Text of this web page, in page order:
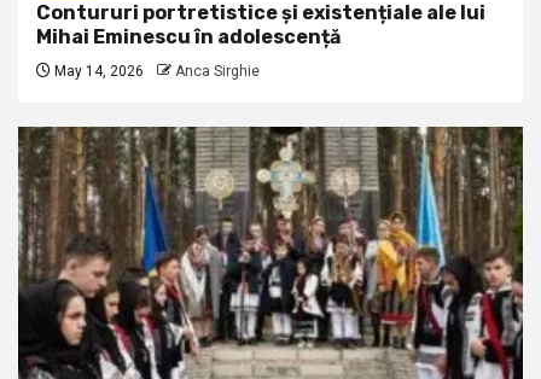
Contururi portretistice și existențiale ale lui
Mihai Eminescu în adolescență
May 14, 2026 Anca Sirghie